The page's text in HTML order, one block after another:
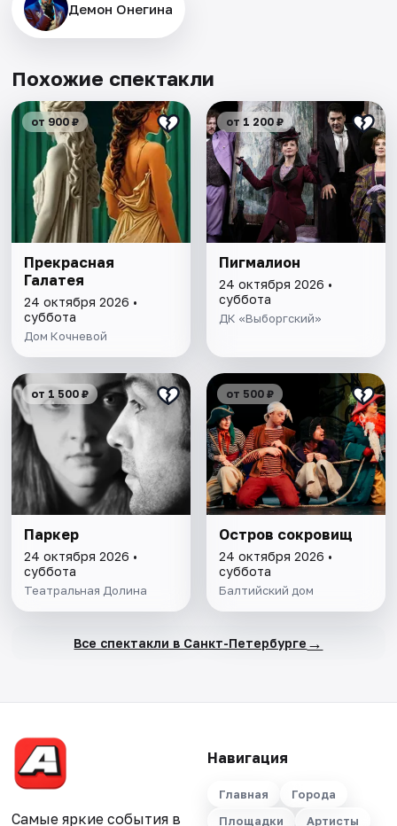
Демон Онегина
Похожие спектакли
от 900 ₽
Прекрасная
Галатея
24 октября 2026 •
суббота
Дом Кочневой
от 1 200 ₽
Пигмалион
24 октября 2026 •
суббота
ДК «Выборгский»
от 1 500 ₽
Паркер
24 октября 2026 •
суббота
Театральная Долина
от 500 ₽
Остров сокровищ
24 октября 2026 •
суббота
Балтийский дом
Все спектакли в Санкт-Петербурге →
Самые яркие события в
Навигация
Главная
Города
Площадки
Артисты